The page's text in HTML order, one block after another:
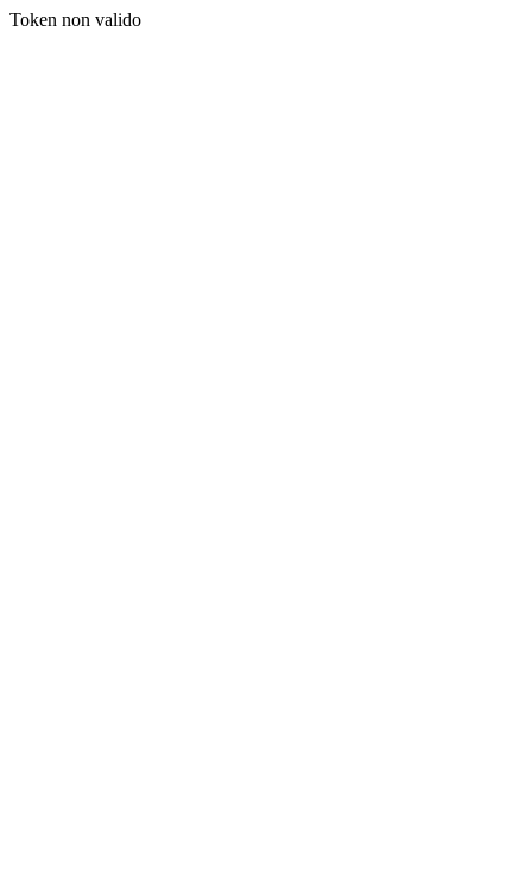
Token non valido